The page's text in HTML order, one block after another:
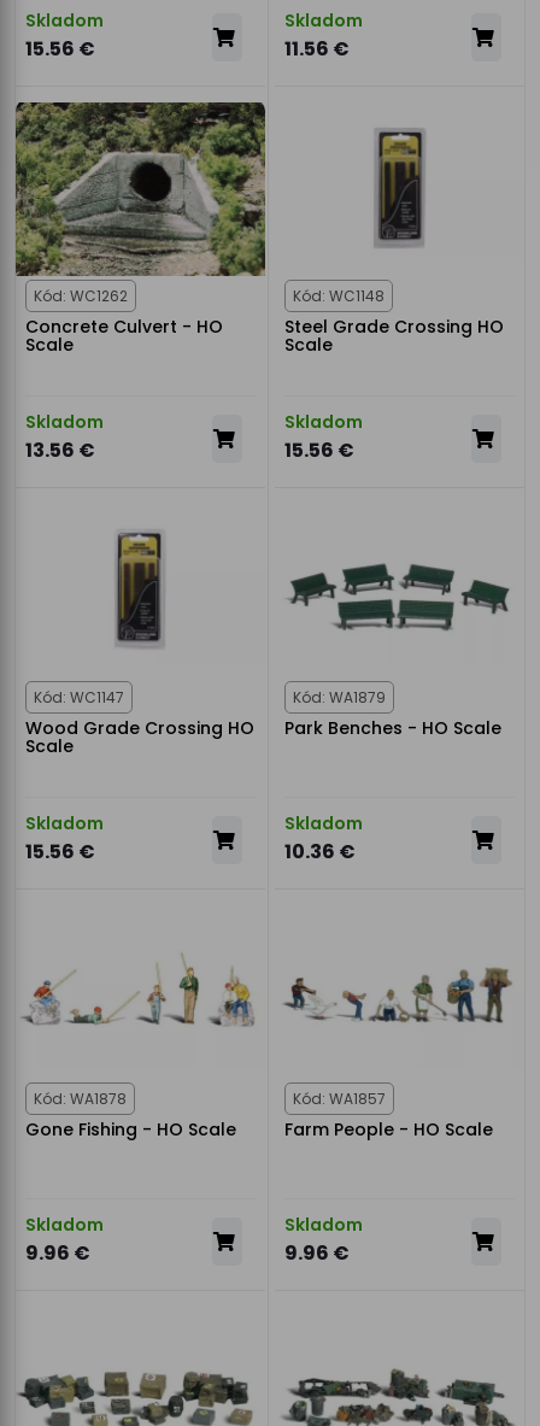
Skladom
15.56 €
Skladom
11.56 €
Kód: WC1262
Concrete Culvert - HO
Scale
Skladom
13.56 €
Kód: WC1148
Steel Grade Crossing HO
Scale
Skladom
15.56 €
Kód: WC1147
Wood Grade Crossing HO
Scale
Skladom
15.56 €
Kód: WA1879
Park Benches - HO Scale
Skladom
10.36 €
Kód: WA1878
Gone Fishing - HO Scale
Skladom
9.96 €
Kód: WA1857
Farm People - HO Scale
Skladom
9.96 €